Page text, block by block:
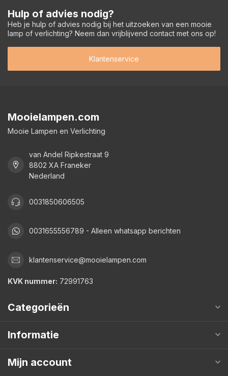
Hulp of advies nodig?
Heb je hulp of advies nodig bij het uitzoeken van een mooie
lamp of verlichting? Neem dan vrijblijvend contact met ons op!
Klantenservice
Mooielampen.com
Mooie Lampen en Verlichting
van Andel Ripkestraat 9
8802 XA Franeker
Nederland
0031850606505
0031655556789 - Alleen whatsapp berichten
klantenservice@mooielampen.com
KVK nummer: 72991763
Categorieën
Informatie
Mijn account